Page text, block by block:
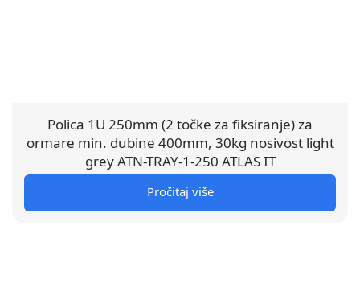
Polica 1U 250mm (2 točke za fiksiranje) za
ormare min. dubine 400mm, 30kg nosivost light
grey ATN-TRAY-1-250 ATLAS IT
Pročitaj više